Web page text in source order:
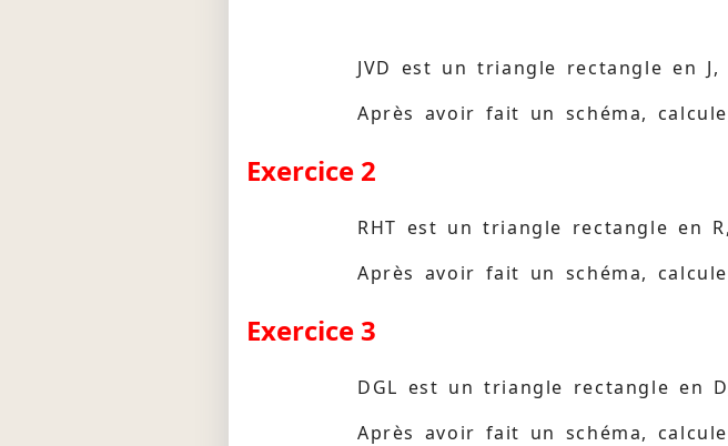
JVD est un triangle rectangle en
Après avoir fait un schéma,
Exercice 2
RHT est un triangle rectangle en
Après avoir fait un schéma,
Exercice 3
DGL est un triangle rectangle en
Après avoir fait un schéma,